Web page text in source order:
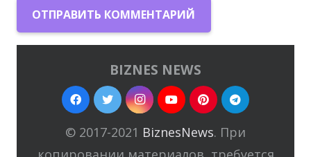
ОТПРАВИТЬ КОММЕНТАРИЙ
BIZNES NEWS
© 2017-2021 BiznesNews. При